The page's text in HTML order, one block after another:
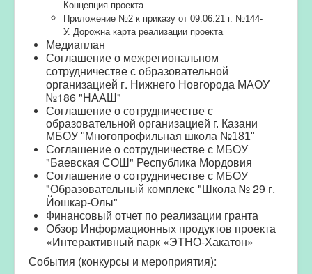
Концепция проекта
Приложение №2 к приказу от 09.06.21 г. №144-
У. Дорожна карта реализации проекта
Медиаплан
Соглашение о межрегиональном
сотрудничестве с образовательной
организацией г. Нижнего Новгорода МАОУ
№186 "НААШ"
Соглашение о сотрудничестве с
образовательной организацией г. Казани
МБОУ "Многопрофильная школа №181"
Соглашение о сотрудничестве с МБОУ
"Баевская СОШ" Республика Мордовия
Соглашение о сотрудничестве с МБОУ
"Образовательный комплекс "Школа № 29 г.
Йошкар-Олы"
Финансовый отчет по реализации гранта
Обзор Информационных продуктов проекта
«Интерактивный парк «ЭТНО-Хакатон»
События (конкурсы и мероприятия):